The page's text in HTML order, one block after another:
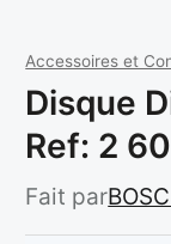
Accessoires et
Disque
Ref: 2
Fait par